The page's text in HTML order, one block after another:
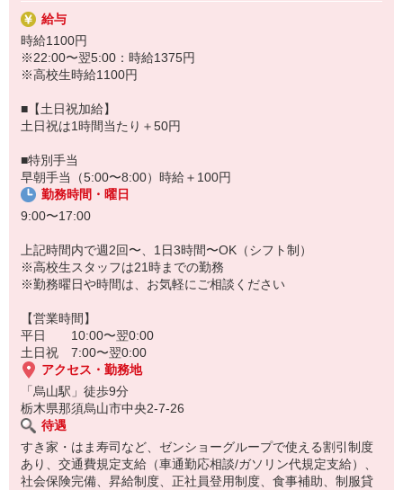
（マニュアルあり）
給与
時給1100円
※22:00〜翌5:00：時給1375円
※高校生時給1100円
■【土日祝加給】
土日祝は1時間当たり＋50円
■特別手当
早朝手当（5:00〜8:00）時給＋100円
勤務時間・曜日
9:00〜17:00
上記時間内で週2回〜、1日3時間〜OK（シフト制）
※高校生スタッフは21時までの勤務
※勤務曜日や時間は、お気軽にご相談ください
【営業時間】
平日 10:00〜翌0:00
土日祝 7:00〜翌0:00
アクセス・勤務地
「烏山駅」徒歩9分
栃木県那須烏山市中央2-7-26
待遇
すき家・はま寿司など、ゼンショーグループで使える割引制度
あり、交通費規定支給（車通勤応相談/ガソリン代規定支給）、
社会保険完備、昇給制度、正社員登用制度、食事補助、制服貸